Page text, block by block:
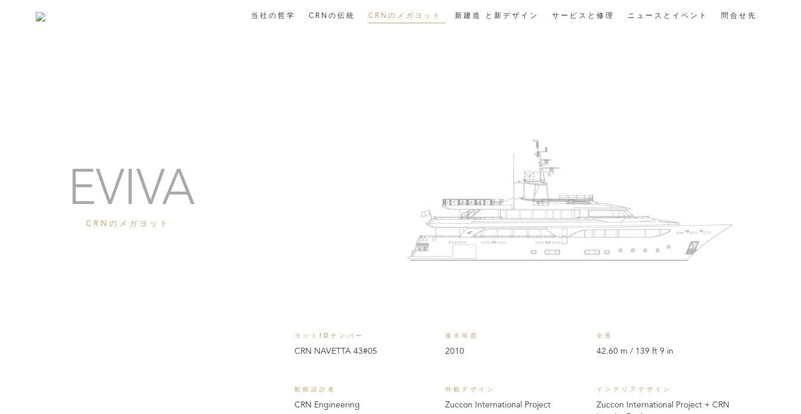
当社の哲学 CRNの伝統 CRNのメガヨット 新建造 と新デザイン サービスと修理 ニュースとイベント 問合せ先
EVIVA
CRNのメガヨット
ヨットIDナンバー
CRN NAVETTA 43#05
進水年度
2010
全長
42.60 m / 139 ft 9 in
船舶設計者
CRN Engineering
外観デザイン
Zuccon International Project
インテリアデザイン
Zuccon International Project + CRN